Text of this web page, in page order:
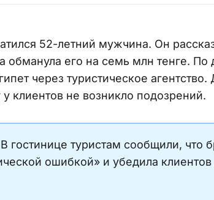
52-летний мужчина. Он
обманула его на семь млн тенге. По
через туристическое агентство.
клиентов не возникло подозрений.
гостинице туристам сообщили, что
ошибкой» и убедила клиентов